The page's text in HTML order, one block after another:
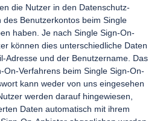
die Nutzer in den Datenschutz-
Benutzerkontos beim Single
haben. Je nach Single Sign-On-
können dies unterschiedliche Daten
Adresse und der Benutzername. Das
On-Verfahrens beim Single Sign-On-
kann weder von uns eingesehen
werden darauf hingewiesen,
Daten automatisch mit ihrem